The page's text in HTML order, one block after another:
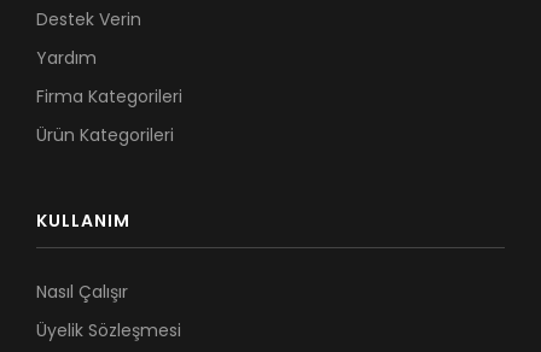
Destek Verin
Yardım
Firma Kategorileri
Ürün Kategorileri
KULLANIM
Nasıl Çalışır
Üyelik Sözleşmesi